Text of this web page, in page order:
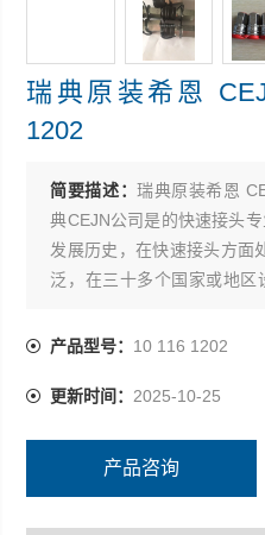
瑞典原装希恩
1202
简要描述：瑞典原装希恩
典CEJN公司是的快速接头
发展历史，在快速接头方面
泛，在三十多个国家或地
率，尤其超高压方面产品，
产品型号： 10 116 1202
更新时间： 2025-10-25
产品咨询